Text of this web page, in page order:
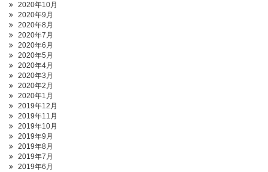
2020年10月
2020年9月
2020年8月
2020年7月
2020年6月
2020年5月
2020年4月
2020年3月
2020年2月
2020年1月
2019年12月
2019年11月
2019年10月
2019年9月
2019年8月
2019年7月
2019年6月